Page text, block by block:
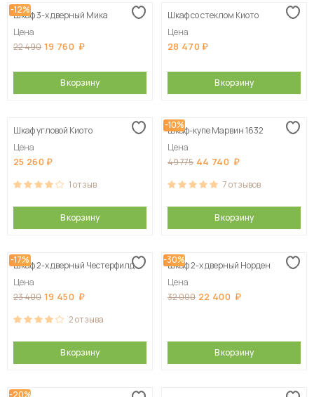
-12%
Шкаф 3-х дверный Мика
Цена
22 490 19 760
В корзину
Шкаф со стеклом Киото
Цена
28 470
В корзину
Шкаф угловой Киото
Цена
25 260
1отзыв
В корзину
-10%
Шкаф-купе Марвин 1632
Цена
49 775 44 740
7отзывов
В корзину
-17%
Шкаф 2-х дверный Честерфилд
Цена
23 400 19 450
2отзыва
В корзину
-30%
Шкаф 2-х дверный Норден
Цена
32 000 22 400
В корзину
-20%